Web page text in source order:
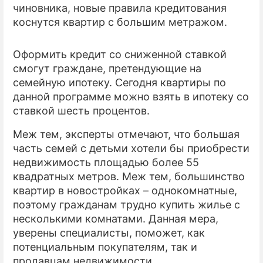
чиновника, новые правила кредитования
коснутся квартир с большим метражом.
Оформить кредит со сниженной ставкой
смогут граждане, претендующие на
семейную ипотеку. Сегодня квартиры по
данной программе можно взять в ипотеку со
ставкой шесть процентов.
Меж тем, эксперты отмечают, что большая
часть семей с детьми хотели бы приобрести
недвижимость площадью более 55
квадратных метров. Меж тем, большинство
квартир в новостройках – однокомнатные,
поэтому гражданам трудно купить жилье с
несколькими комнатами. Данная мера,
уверены специалисты, поможет, как
потенциальным покупателям, так и